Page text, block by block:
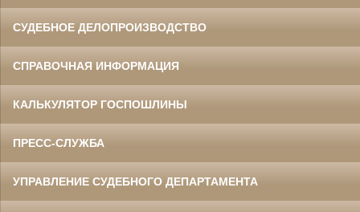
СУДЕБНОЕ ДЕЛОПРОИЗВОДСТВО
СПРАВОЧНАЯ ИНФОРМАЦИЯ
КАЛЬКУЛЯТОР ГОСПОШЛИНЫ
ПРЕСС-СЛУЖБА
УПРАВЛЕНИЕ СУДЕБНОГО ДЕПАРТАМЕНТА